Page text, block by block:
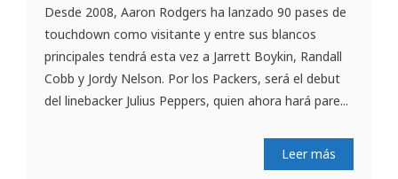
Desde 2008, Aaron Rodgers ha lanzado 90 pases de
touchdown como visitante y entre sus blancos
principales tendrá esta vez a Jarrett Boykin, Randall
Cobb y Jordy Nelson. Por los Packers, será el debut
del linebacker Julius Peppers, quien ahora hará pare...
Leer más